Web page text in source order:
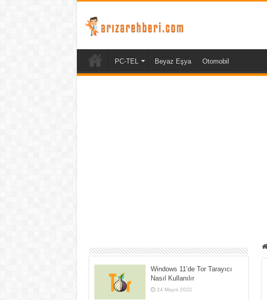
PC-TEL Beyaz Eşya Otomobil
Windows 11’de Tor Tarayıcı
Nasıl Kullanılır
24 Mayıs 2022